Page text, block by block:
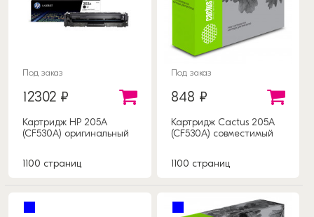
Под заказ
12302 ₽
Картридж HP 205A
(CF530A) оригинальный
1100 страниц
Под заказ
848 ₽
Картридж Cactus 205A
(CF530A) совместимый
1100 страниц